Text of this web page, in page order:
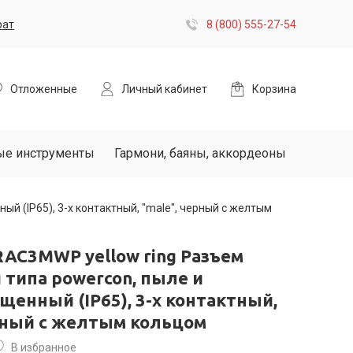
8 (800) 555-27-54
Отложенные Личный кабинет Корзина
инструменты Гармони, баяны, аккордеоны
(IP65), 3-х контактный, "male", черный с желтым
yellow ring Разъем
powercon, пыле и
(IP65), 3-х контактный,
с желтым кольцом
В избранное